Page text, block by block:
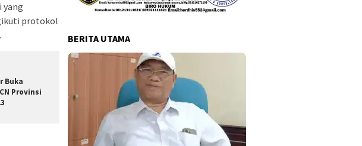
yang
protokol
Buka
Provinsi
BERITA UTAMA